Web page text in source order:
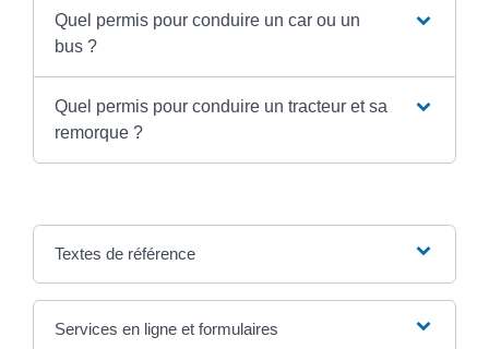
Quel permis pour conduire un car ou un
bus ?
Quel permis pour conduire un tracteur et sa
remorque ?
Textes de référence
Services en ligne et formulaires